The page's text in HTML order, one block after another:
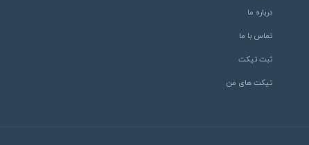
درباره ما
تماس با ما
ثبت تیکت
تیکت های من